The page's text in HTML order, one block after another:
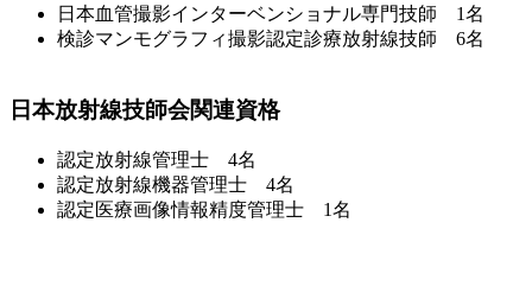
日本血管撮影インターベンショナル専門技師 1名
検診マンモグラフィ撮影認定診療放射線技師 6名
日本放射線技師会関連資格
認定放射線管理士 4名
認定放射線機器管理士 4名
認定医療画像情報精度管理士 1名